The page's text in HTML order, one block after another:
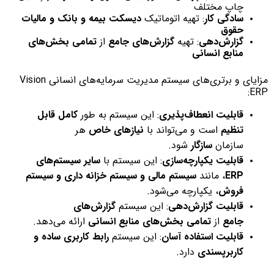
چاپ مختلف
سادگی کار: تهیه اتوماتیک دیسکت بیمه و بانک و مالیات
حقوق
گزارش‌دهی: تهیه گزارش‌های جامع از تمامی بخش‌های
منابع انسانی
مزایای و برتری‌های سیستم مدیریت سرمایه‌های انسانی Vision
ERP:
قابلیت انعطاف‌پذیری: این سیستم به طور کامل قابل
تنظیم است و می‌تواند با نیازهای خاص هر
سازمان سازگار شود.
قابلیت یکپارچه‌سازی: این سیستم با سایر سیستم‌های
ERP، مانند سیستم مالی و سیستم خزانه داری و سیستم
فروش، یکپارچه می‌شود.
قابلیت گزارش‌دهی: این سیستم گزارش‌های
جامع از تمامی بخش‌های منابع انسانی ارائه می‌دهد.
قابلیت استفاده آسان: این سیستم رابط کاربری ساده و
کاربرپسندی دارد.